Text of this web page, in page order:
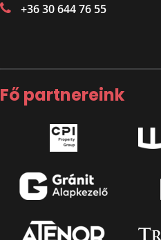
+36 30 644 76 55
Fő partnereink